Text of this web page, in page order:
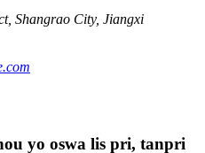
Shangrao City, Jiangxi
yo oswa lis pri, tanpri